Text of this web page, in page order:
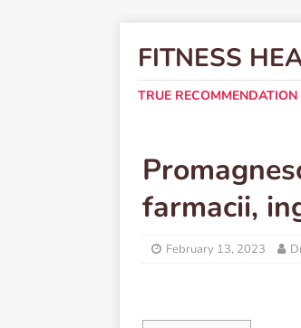
FITNESS
TRUE RECOMMENDATION
farmacii,
February 13, 2023